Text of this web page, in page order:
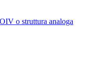
o struttura analoga